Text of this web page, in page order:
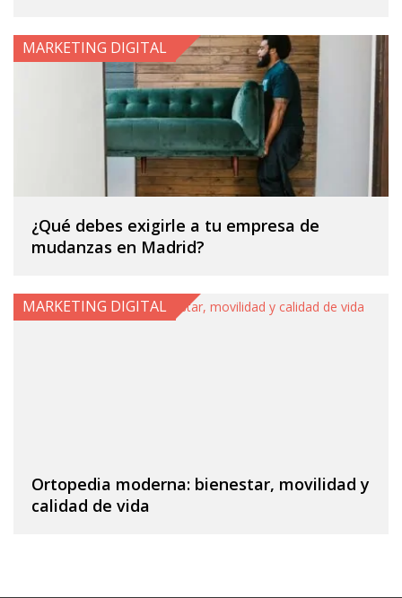
¿Qué debes exigirle a tu empresa de
mudanzas en Madrid?
MARKETING DIGITAL
Ortopedia moderna: bienestar, movilidad y
calidad de vida
MARKETING DIGITAL